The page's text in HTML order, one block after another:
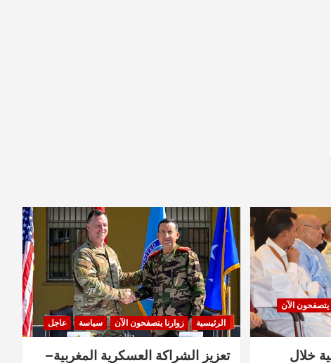
يتصفحون الآن
خلال
الرئيسية زوارنا يتصفحون الآن سياسة عاجل
تعزيز الشراكة العسكرية المغربية–